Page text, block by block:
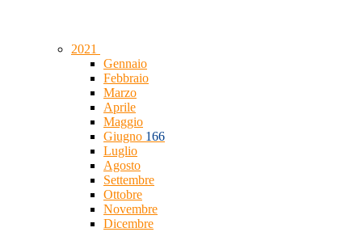
2021
Gennaio
Febbraio
Marzo
Aprile
Maggio
Giugno 166
Luglio
Agosto
Settembre
Ottobre
Novembre
Dicembre